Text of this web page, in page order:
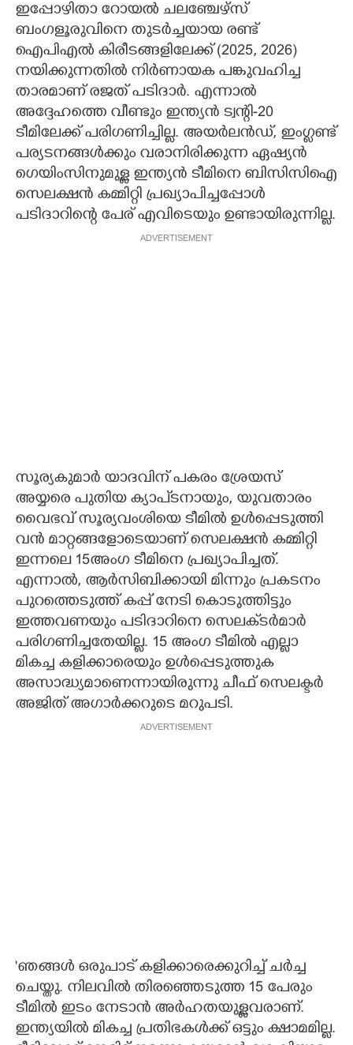
ഇപ്പോഴിതാ റോയൽ ചലഞ്ചേഴ്സ്
ബംഗളൂരുവിനെ തുടർച്ചയായ രണ്ട്
ഐപിഎൽ കിരീടങ്ങളിലേക്ക് (2025, 2026)
നയിക്കുന്നതിൽ നിർണായക പങ്കുവഹിച്ച
താരമാണ് രജത് പടിദാർ. എന്നാൽ
അദ്ദേഹത്തെ വീണ്ടും ഇന്ത്യൻ ട്വന്റി-20
ടീമിലേക്ക് പരിഗണിച്ചില്ല. അയർലൻഡ്, ഇംഗ്ലണ്ട്
പര്യടനങ്ങൾക്കും വരാനിരിക്കുന്ന ഏഷ്യൻ
ഗെയിംസിനുമുള്ള ഇന്ത്യൻ ടീമിനെ ബിസിസിഐ
സെലക്ഷൻ കമ്മിറ്റി പ്രഖ്യാപിച്ചപ്പോൾ
പടിദാറിന്റെ പേര് എവിടെയും ഉണ്ടായിരുന്നില്ല.
ADVERTISEMENT
സൂര്യകുമാർ യാദവിന് പകരം ശ്രേയസ്
അയ്യരെ പുതിയ ക്യാപ്ടനായും, യുവതാരം
വൈഭവ് സൂര്യവംശിയെ ടീമിൽ ഉൾപ്പെടുത്തി
വൻ മാറ്റങ്ങളോടെയാണ് സെലക്ഷൻ കമ്മിറ്റി
ഇന്നലെ 15അംഗ ടീമിനെ പ്രഖ്യാപിച്ചത്.
എന്നാൽ, ആർസിബിക്കായി മിന്നും പ്രകടനം
പുറത്തെടുത്ത് കപ്പ് നേടി കൊടുത്തിട്ടും
ഇത്തവണയും പടിദാറിനെ സെലക്‌ടർമാർ
പരിഗണിച്ചതേയില്ല. 15 അംഗ ടീമിൽ എല്ലാ
മികച്ച കളിക്കാരെയും ഉൾപ്പെടുത്തുക
അസാദ്ധ്യമാണെന്നായിരുന്നു ചീഫ് സെലക്ടർ
അജിത് അഗാർക്കറുടെ മറുപടി.
ADVERTISEMENT
'ഞങ്ങൾ ഒരുപാട് കളിക്കാരെക്കുറിച്ച് ചർച്ച
ചെയ്തു. നിലവിൽ തിരഞ്ഞെടുത്ത 15 പേരും
ടീമിൽ ഇടം നേടാൻ അർഹതയുള്ളവരാണ്.
ഇന്ത്യയിൽ മികച്ച പ്രതിഭകൾക്ക് ഒട്ടും ക്ഷാമമില്ല.